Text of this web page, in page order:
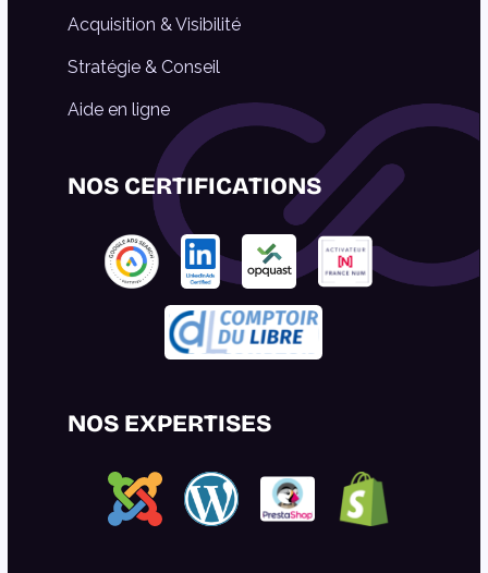
Acquisition & Visibilité
Stratégie & Conseil
Aide en ligne
NOS CERTIFICATIONS
NOS EXPERTISES